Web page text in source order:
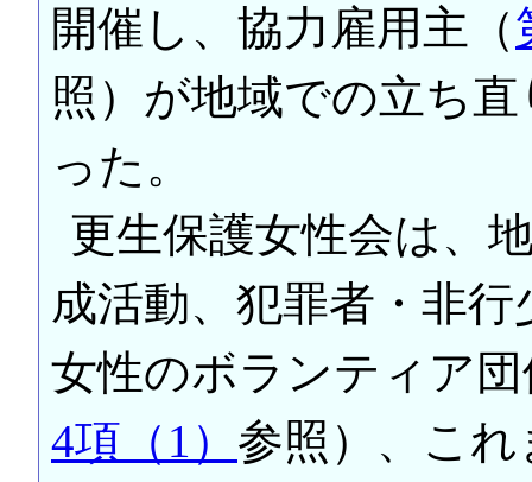
開催し、協力雇用主（
照）が地域での立ち
った。
更生保護女性会は、
成活動、犯罪者・非
女性のボランティア
4項（1） 参照）、こ